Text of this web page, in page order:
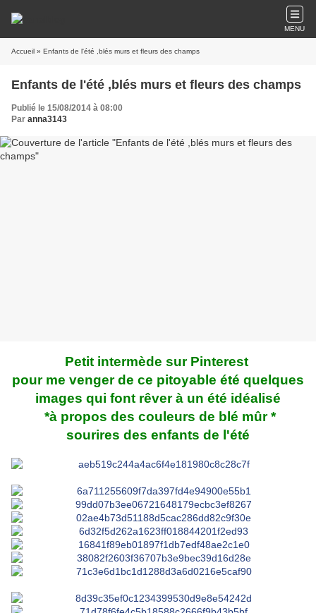
MENU
Accueil » Enfants de l'été ,blés murs et fleurs des champs
Enfants de l'été ,blés murs et fleurs des champs
Publié le 15/08/2014 à 08:00
Par anna3143
Petit intermède sur Pinterest
pour me venger de ce pitoyable été quelques
images qui font rêver à un été idéalisé
*à propos des couleurs de blé mûr *
sourires des enfants de l'été